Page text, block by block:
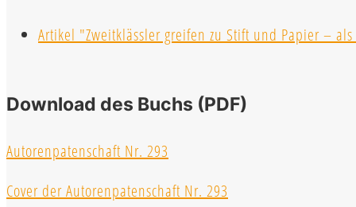
Artikel "Zweitklässler greifen zu Stift und Papier –
Download des Buchs (PDF)
Autorenpatenschaft Nr. 293
Cover der Autorenpatenschaft Nr. 293